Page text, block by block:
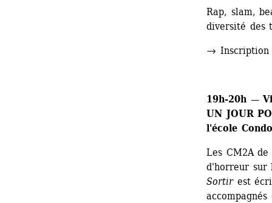
Rap, slam,
diversité des
→ Inscription
19h-20h—
UN JOUR
l'école
Les CM2A
d'horreur
Sortirest